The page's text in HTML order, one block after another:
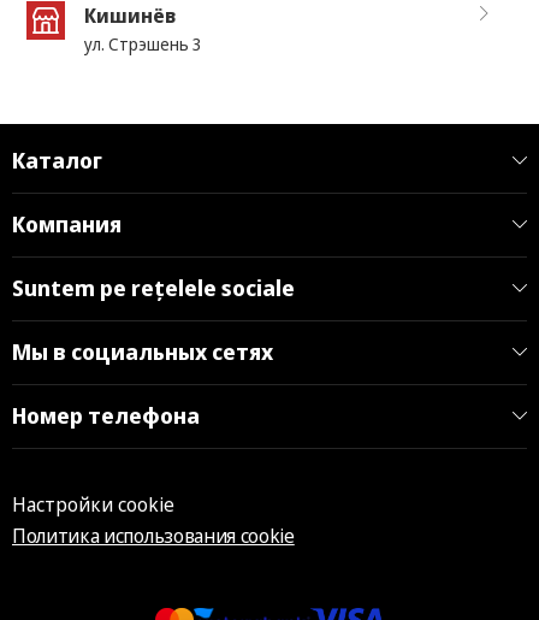
Кишинёв
ул. Стрэшень 3
Каталог
Компания
Suntem pe rețelele sociale
Мы в социальных сетях
Номер телефона
Настройки cookie
Политика использования cookie